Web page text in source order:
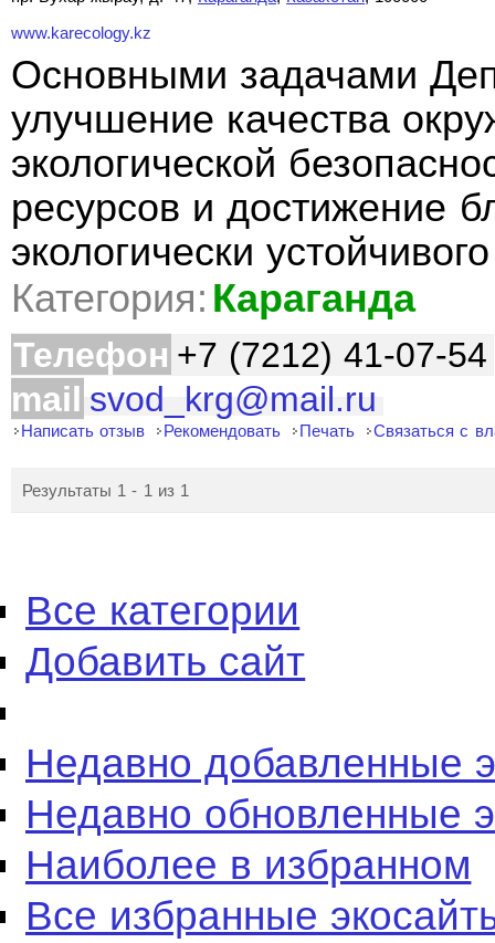
www.karecology.kz
Основными задачами
улучшение качества
экологической
ресурсов и достижение
экологически
Категория: Караганда
Телефон +7 (7212) 41-07-54
mail svod_krg@mail.ru
Написать отзыв Рекомендовать Печать Связаться с
Результаты 1 - 1 из 1
Все категории
Добавить сайт
Недавно добавленные
Недавно обновленные
Наиболее в избранном
Все избранные